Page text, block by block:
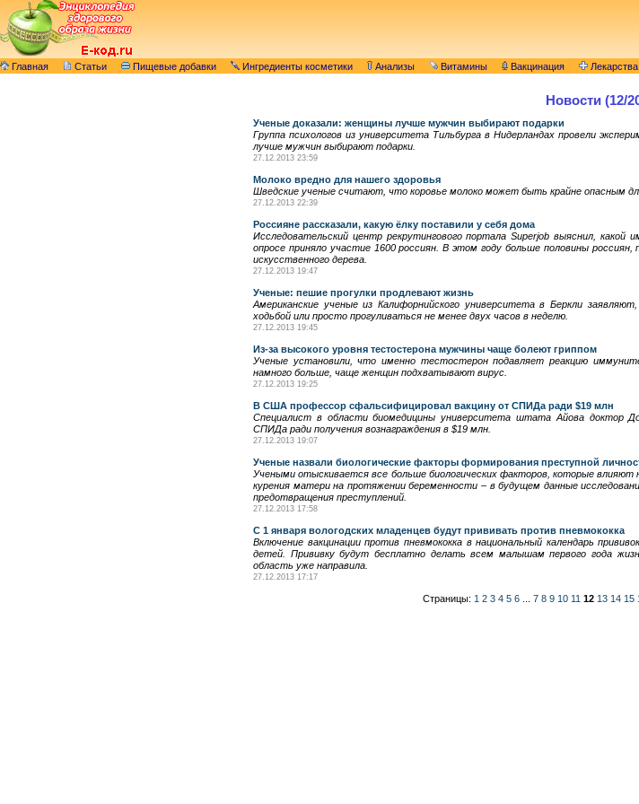
Главная Статьи Пищевые добавки Ингредиенты косметики Анализы Витамины Вакцинация Лекарства
Новости (12/
Ученые доказали: женщины лучше мужчин выбирают подарки
Группа психологов из университета Тильбурга в Нидерландах провели
лучше мужчин выбирают подарки.
27.12.2013 23:59
Молоко вредно для нашего здоровья
Шведские ученые считают, что коровье молоко может быть крайне опасным для
27.12.2013 22:39
Россияне рассказали, какую ёлку поставили у себя дома
Исследовательский центр рекрутингового портала Superjob выяснил,
опросе приняло участие 1600 россиян. В этом году больше половины
искусственного дерева.
27.12.2013 19:47
Ученые: пешие прогулки продлевают жизнь
Американские ученые из Калифорнийского университета в Беркли
ходьбой или просто прогуливаться не менее двух часов в неделю.
27.12.2013 19:45
Из-за высокого уровня тестостерона мужчины чаще болеют гриппом
Ученые установили, что именно тестостерон подавляет реакцию
намного больше, чаще женщин подхватывают вирус.
27.12.2013 19:25
В США профессор сфальсифицировал вакцину от СПИДа ради $19 млн
Специалист в области биомедицины университета штата Айова доктор
СПИДа ради получения вознаграждения в $19 млн.
27.12.2013 19:07
Ученые назвали биологические факторы формирования преступной
Учеными отыскивается все больше биологических факторов, которые влияют
курения матери на протяжении беременности – в будущем данные
предотвращения преступлений.
27.12.2013 17:58
С 1 января вологодских младенцев будут прививать против пневмококка
Включение вакцинации против пневмококка в национальный календарь
детей. Прививку будут бесплатно делать всем малышам первого года
область уже направила.
27.12.2013 17:17
Страницы: 1 2 3 4 5 6... 7 8 9 10 11 12 13 14 15